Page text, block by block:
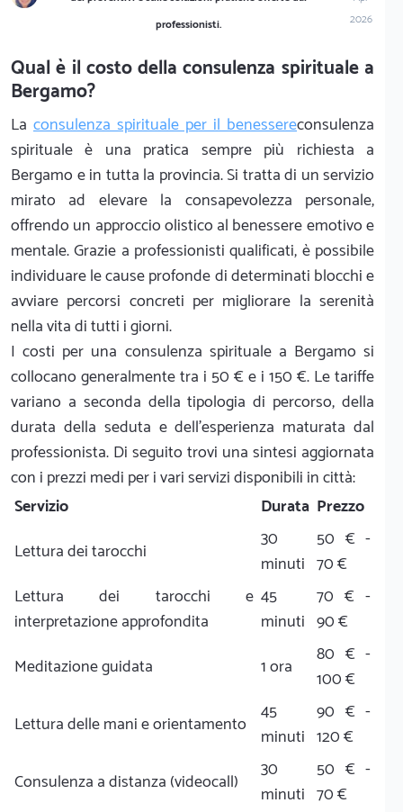
professionisti.
2026
Qual è il costo della consulenza spirituale a
Bergamo?
La consulenza spirituale per il benessereconsulenza
spirituale è una pratica sempre più richiesta a
Bergamo e in tutta la provincia. Si tratta di un servizio
mirato ad elevare la consapevolezza personale,
offrendo un approccio olistico al benessere emotivo e
mentale. Grazie a professionisti qualificati, è possibile
individuare le cause profonde di determinati blocchi e
avviare percorsi concreti per migliorare la serenità
nella vita di tutti i giorni.
I costi per una consulenza spirituale a Bergamo si
collocano generalmente tra i 50 € e i 150 €. Le tariffe
variano a seconda della tipologia di percorso, della
durata della seduta e dell'esperienza maturata dal
professionista. Di seguito trovi una sintesi aggiornata
con i prezzi medi per i vari servizi disponibili in città:
Servizio
Durata Prezzo
Lettura dei tarocchi
30
minuti
50 € -
70 €
Lettura dei tarocchi e
interpretazione approfondita
45
minuti
70 € -
90 €
Meditazione guidata
1 ora
80 € -
100 €
Lettura delle mani e orientamento 45
minuti
90 € -
120 €
Consulenza a distanza (videocall)
30
minuti
50 € -
70 €